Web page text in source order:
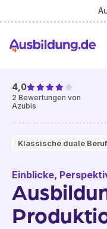
Klassische duale
4,0
2 Bewertungen von
Azubis
Einblicke,